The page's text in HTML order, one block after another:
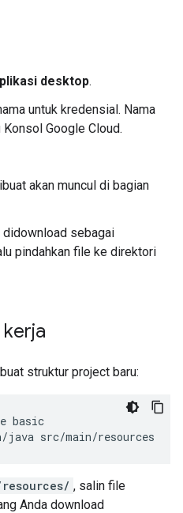
desktop.
untuk kredensial. Nama
Google Cloud.
akan muncul di bagian
didownload sebagai
pindahkan file ke direktori
struktur project baru:
basic
, salin file
Anda download